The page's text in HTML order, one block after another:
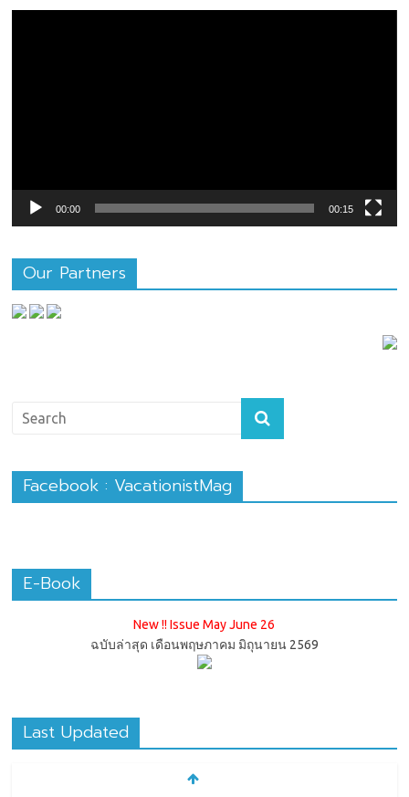
00:00 00:15
Our Partners
Facebook : VacationistMag
E-Book
New !! Issue May June 26
ฉบับล่าสุด เดือนพฤษภาคม มิถุนายน 2569
Last Updated